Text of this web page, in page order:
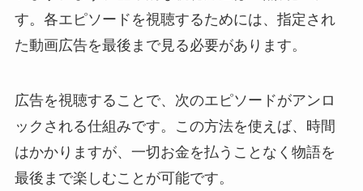
す。各エピソードを視聴するためには、指定され
た動画広告を最後まで見る必要があります。
広告を視聴することで、次のエピソードがアンロ
ックされる仕組みです。この方法を使えば、時間
はかかりますが、一切お金を払うことなく物語を
最後まで楽しむことが可能です。